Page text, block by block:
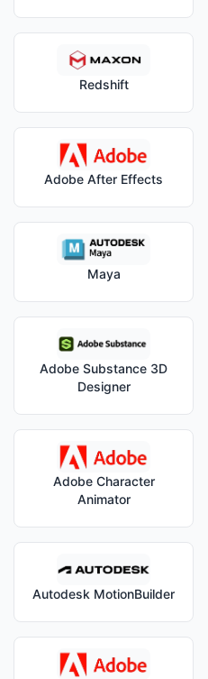
Redshift
Adobe After Effects
Maya
Adobe Substance 3D
Designer
Adobe Character
Animator
Autodesk MotionBuilder